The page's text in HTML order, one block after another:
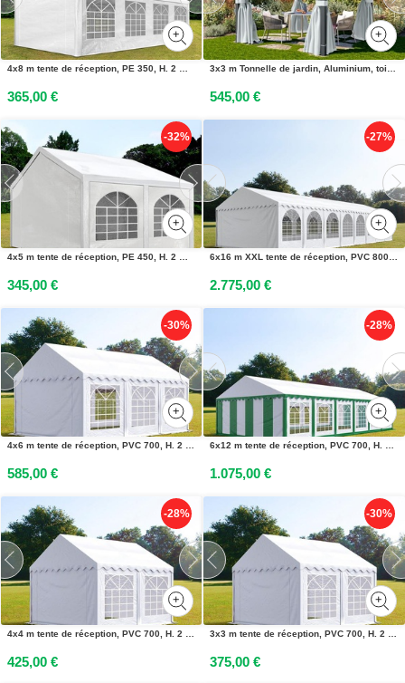
4x8 m tente de réception, PE 350, H. 2 m, blanc - (90106)
365,00 €
3x3 m Tonnelle de jardin, Aluminium, toit souple, gris perle - (300670)
545,00 €
-32%
4x5 m tente de réception, PE 450, H. 2 m, blanc - (91109)
345,00 €
-27%
6x16 m XXL tente de réception, PVC 800, H. 2,6 m, blanc - (37645)
2.775,00 €
-30%
4x6 m tente de réception, PVC 700, H. 2 m, blanc - (4758)
585,00 €
-28%
6x12 m tente de réception, PVC 700, H. 2 m, vert-blanc - (6052)
1.075,00 €
-28%
4x4 m tente de réception, PVC 700, H. 2 m, blanc - (6099)
425,00 €
-30%
3x3 m tente de réception, PVC 700, H. 2 m, blanc - (4797)
375,00 €